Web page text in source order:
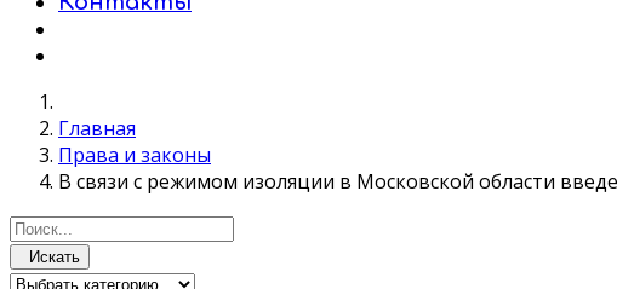
Главная
Права и законы
В связи с режимом изоляции в Московской области
Искать